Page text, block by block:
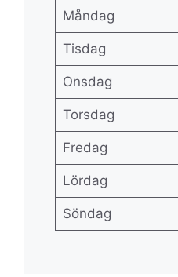
Måndag
Tisdag
Onsdag
Torsdag
Fredag
Lördag
Söndag